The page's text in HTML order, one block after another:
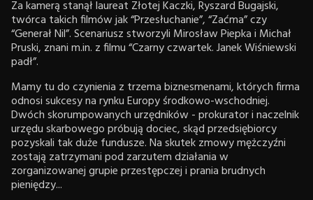
Za kamerą stanął laureat Złotej Kaczki, Ryszard Bugajski,
twórca takich filmów jak “Przesłuchanie”, “Zaćma” czy
“Generał Nil”. Scenariusz stworzyli Mirosław Piepka i Michał
Pruski, znani m.in. z filmu “Czarny czwartek. Janek Wiśniewski
padł”.
Mamy tu do czynienia z trzema biznesmenami, których firma
odnosi sukcesy na rynku Europy środkowo-wschodniej.
Dwóch skorumpowanych urzędników - prokurator i naczelnik
urzędu skarbowego próbują dociec, skąd przedsiębiorcy
pozyskali tak duże fundusze. Na skutek zmowy mężczyźni
zostają zatrzymani pod zarzutem działania w
zorganizowanej grupie przestępczej i prania brudnych
pieniędzy...